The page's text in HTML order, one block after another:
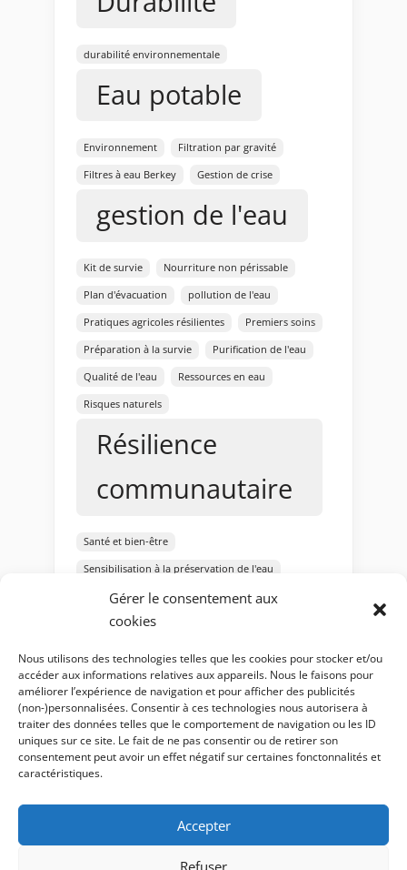
Gérer le consentement aux
cookies
Nous utilisons des technologies telles que les cookies pour stocker et/ou
accéder aux informations relatives aux appareils. Nous le faisons pour
améliorer l’expérience de navigation et pour afficher des publicités
(non-)personnalisées. Consentir à ces technologies nous autorisera à
traiter des données telles que le comportement de navigation ou les ID
uniques sur ce site. Le fait de ne pas consentir ou de retirer son
consentement peut avoir un effet négatif sur certaines fonctonnalités et
caractéristiques.
Accepter
Refuser
durabilité environnementale
Eau potable
Environnement Filtration par gravité
Filtres à eau Berkey Gestion de crise
gestion de l'eau
Kit de survie Nourriture non périssable
Plan d'évacuation pollution de l'eau
Pratiques agricoles résilientes Premiers soins
Préparation à la survie Purification de l'eau
Qualité de l'eau Ressources en eau
Risques naturels
Résilience
communautaire
Santé et bien-être
Sensibilisation à la préservation de l'eau
Solutions de filtration d'eau sources d'eau
Survie en cas de catastrophe
Techniques de survie technologie
Technologie de pointe
Économie
Énergie renouvelable Évacuation d'urgence